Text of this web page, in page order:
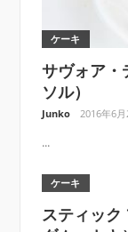
ケーキ
サヴォア・
ソル）
Junko 2016年6月
...
ケーキ
スティック